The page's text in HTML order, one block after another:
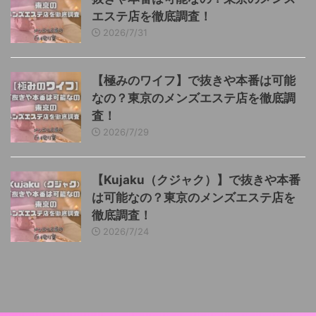
エステ店を徹底調査！
2026/7/31
【極みのワイフ】で抜きや本番は可能
なの？東京のメンズエステ店を徹底調
査！
2026/7/29
【Kujaku（クジャク）】で抜きや本番
は可能なの？東京のメンズエステ店を
徹底調査！
2026/7/24